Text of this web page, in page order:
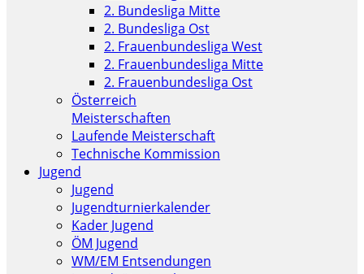
2. Bundesliga Mitte
2. Bundesliga Ost
2. Frauenbundesliga West
2. Frauenbundesliga Mitte
2. Frauenbundesliga Ost
Österreich
Meisterschaften
Laufende Meisterschaft
Technische Kommission
Jugend
Jugend
Jugendturnierkalender
Kader Jugend
ÖM Jugend
WM/EM Entsendungen